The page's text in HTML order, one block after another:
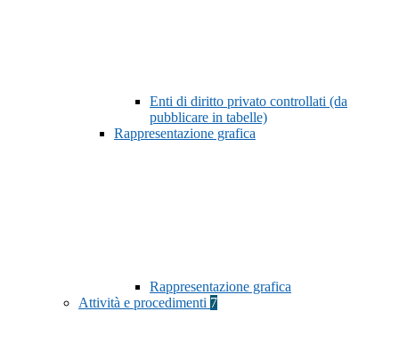
Enti di diritto privato controllati (da
pubblicare in tabelle)
Rappresentazione grafica
Rappresentazione grafica
Attività e procedimenti 7